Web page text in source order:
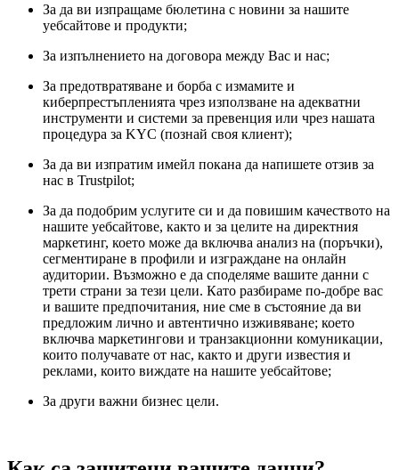
За да ви изпращаме бюлетина с новини за нашите
уебсайтове и продукти;
За изпълнението на договора между Вас и нас;
За предотвратяване и борба с измамите и
киберпрестъпленията чрез използване на адекватни
инструменти и системи за превенция или чрез нашата
процедура за KYC (познай своя клиент);
За да ви изпратим имейл покана да напишете отзив за
нас в Trustpilot;
За да подобрим услугите си и да повишим качеството на
нашите уебсайтове, както и за целите на директния
маркетинг, което може да включва анализ на (поръчки),
сегментиране в профили и изграждане на онлайн
аудитории. Възможно е да споделяме вашите данни с
трети страни за тези цели. Като разбираме по-добре вас
и вашите предпочитания, ние сме в състояние да ви
предложим лично и автентично изживяване; което
включва маркетингови и транзакционни комуникации,
които получавате от нас, както и други известия и
реклами, които виждате на нашите уебсайтове;
За други важни бизнес цели.